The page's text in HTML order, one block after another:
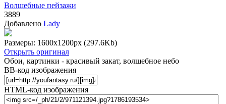
Волшебные пейзажи
3889
Добавлено Lady
Размеры: 1600x1200px (297.6Kb)
Открыть оригинал
Обои, картинки - красивый закат, волшебное небо
BB-код изображения
HTML-код изображения